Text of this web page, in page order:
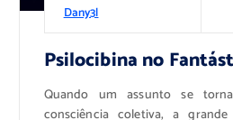
Dany3l
Psilocibina no
Quando um assunto se
consciência coletiva, a